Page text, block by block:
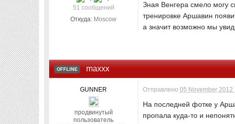
51 сообщений
Откуда: Moscow
Зная Венгера смело могу
тренировке Аршавин
а значит возможно мы
OFFLINE maxxx
GUNNER
продвинутый
пользователь
Отправлено05 November 2012
На последней фотке у
пропала куда-то и